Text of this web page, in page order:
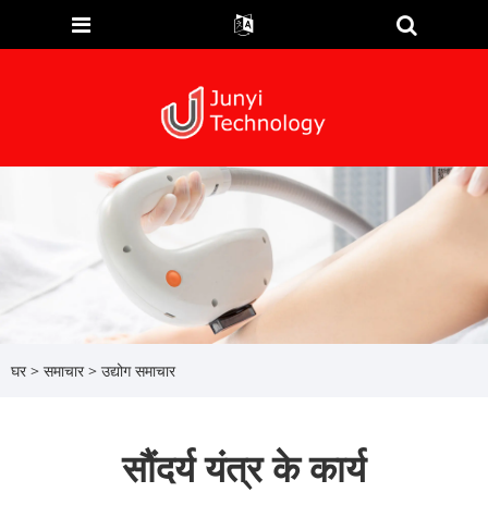
घर > समाचार> उद्योग समाचार
सौंदर्य यंत्र के कार्य